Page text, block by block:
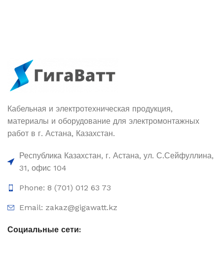
Кабельная и электротехническая продукция,
материалы и оборудование для электромонтажных
работ в г. Астана, Казахстан.
Республика Казахстан, г. Астана, ул. С.Сейфуллина,
31, офис 104
Phone: 8 (701) 012 63 73
Email: zakaz@gigawatt.kz
Социальные сети: